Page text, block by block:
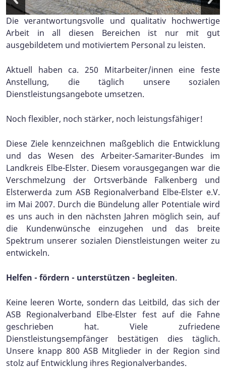
Die verantwortungsvolle und qualitativ hochwertige
Arbeit in all diesen Bereichen ist nur mit gut
ausgebildetem und motiviertem Personal zu leisten.
Aktuell haben ca. 250 Mitarbeiter/innen eine feste
Anstellung, die täglich unsere sozialen
Dienstleistungsangebote umsetzen.
Noch flexibler, noch stärker, noch leistungsfähiger!
Diese Ziele kennzeichnen maßgeblich die Entwicklung
und das Wesen des Arbeiter-Samariter-Bundes im
Landkreis Elbe-Elster. Diesem vorausgegangen war die
Verschmelzung der Ortsverbände Falkenberg und
Elsterwerda zum ASB Regionalverband Elbe-Elster e.V.
im Mai 2007. Durch die Bündelung aller Potentiale wird
es uns auch in den nächsten Jahren möglich sein, auf
die Kundenwünsche einzugehen und das breite
Spektrum unserer sozialen Dienstleistungen weiter zu
entwickeln.
Helfen - fördern - unterstützen - begleiten.
Keine leeren Worte, sondern das Leitbild, das sich der
ASB Regionalverband Elbe-Elster fest auf die Fahne
geschrieben hat. Viele zufriedene
Dienstleistungsempfänger bestätigen dies täglich.
Unsere knapp 800 ASB Mitglieder in der Region sind
stolz auf Entwicklung ihres Regionalverbandes.